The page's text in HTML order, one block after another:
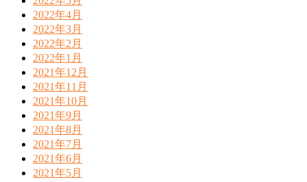
2022年4月
2022年3月
2022年2月
2022年1月
2021年12月
2021年11月
2021年10月
2021年9月
2021年8月
2021年7月
2021年6月
2021年5月